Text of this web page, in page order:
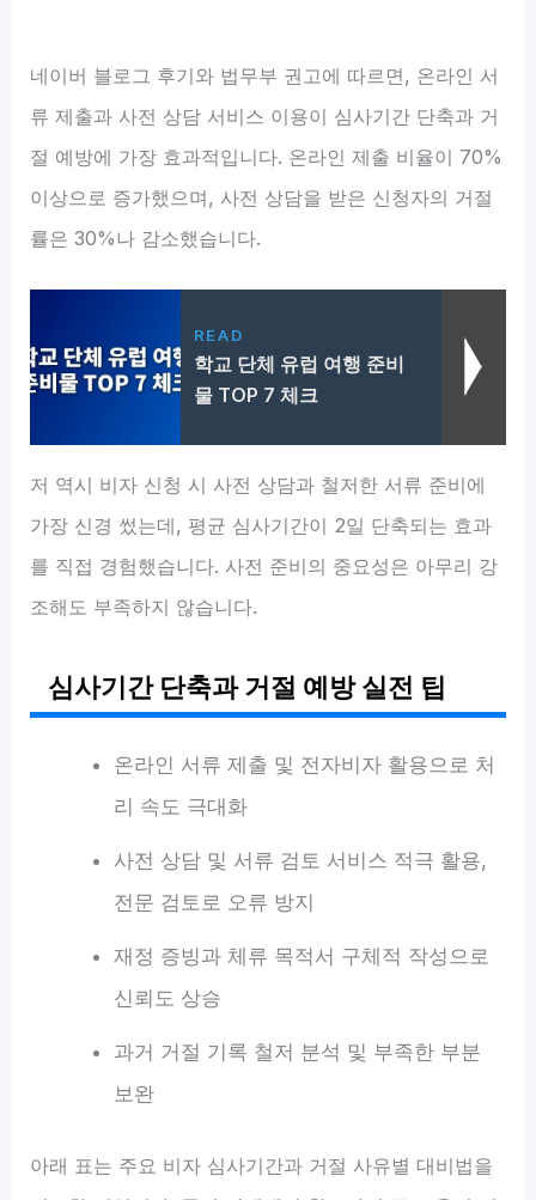
네이버 블로그 후기와 법무부 권고에 따르면, 온라인 서
류 제출과 사전 상담 서비스 이용이 심사기간 단축과 거
절 예방에 가장 효과적입니다. 온라인 제출 비율이 70%
이상으로 증가했으며, 사전 상담을 받은 신청자의 거절
률은 30%나 감소했습니다.
READ
학교 단체 유럽 여행 준비
물 TOP 7 체크
저 역시 비자 신청 시 사전 상담과 철저한 서류 준비에
가장 신경 썼는데, 평균 심사기간이 2일 단축되는 효과
를 직접 경험했습니다. 사전 준비의 중요성은 아무리 강
조해도 부족하지 않습니다.
심사기간 단축과 거절 예방 실전 팁
온라인 서류 제출 및 전자비자 활용으로 처
리 속도 극대화
사전 상담 및 서류 검토 서비스 적극 활용,
전문 검토로 오류 방지
재정 증빙과 체류 목적서 구체적 작성으로
신뢰도 상승
과거 거절 기록 철저 분석 및 부족한 부분
보완
아래 표는 주요 비자 심사기간과 거절 사유별 대비법을